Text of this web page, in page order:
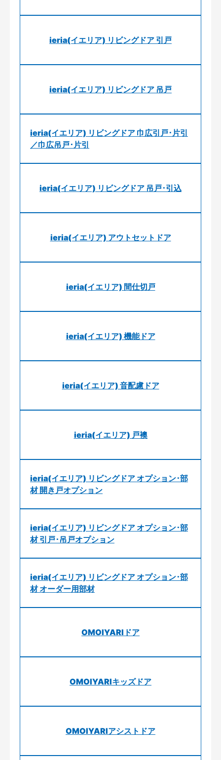
ieria(イエリア) リビングドア 引戸
ieria(イエリア) リビングドア 吊戸
ieria(イエリア) リビングドア 巾広引戸･片引
／巾広吊戸･片引
ieria(イエリア) リビングドア 吊戸･引込
ieria(イエリア) アウトセットドア
ieria(イエリア) 間仕切戸
ieria(イエリア) 機能ドア
ieria(イエリア) 音配慮ドア
ieria(イエリア) 戸襖
ieria(イエリア) リビングドア オプション･部
材 開き戸オプション
ieria(イエリア) リビングドア オプション･部
材 引戸･吊戸オプション
ieria(イエリア) リビングドア オプション･部
材 オーダー用部材
OMOIYARIドア
OMOIYARIキッズドア
OMOIYARIアシストドア